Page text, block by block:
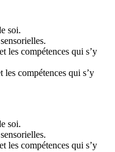
soi.
les compétences qui s’y
les compétences qui s’y
soi.
les compétences qui s’y